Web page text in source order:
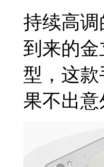
持续高
到来的
型，这
果不出